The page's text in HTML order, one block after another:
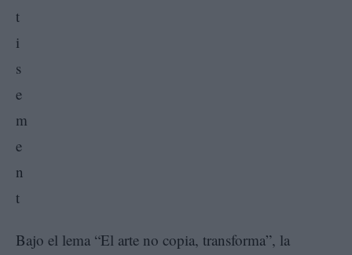
Bajo el lema “El arte no copia, transforma”, la